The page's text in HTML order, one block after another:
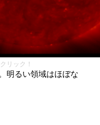
リック！
明るい領域はほぼな